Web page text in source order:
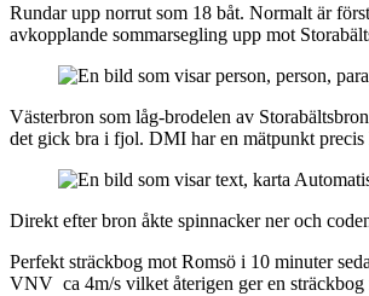
Rundar upp norrut som 18 båt. Normalt är
avkopplande sommarsegling upp mot
Västerbron som låg-brodelen av
det gick bra i fjol. DMI har en mätpunkt precis
Direkt efter bron åkte spinnacker ner och
Perfekt sträckbog mot Romsö i 10 minuter
VNV ca 4m/s vilket återigen ger en sträckbog